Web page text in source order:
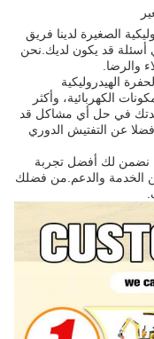
الصغيرة لدينا فريق
قد يكون لديك.نحن
والرضا.
الهيدروليكية
الكهربائية، وأكثر
في حل أي مشاكل قد
عن التفتيش الدوري
نضمن لك أفضل تجربة
الخدمة والدعم.من فضلك